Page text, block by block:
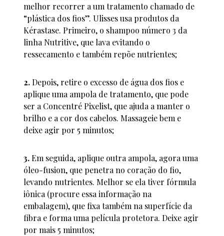
melhor recorrer a um tratamento chamado de
“plástica dos fios”. Ulisses usa produtos da
Kérastase. Primeiro, o shampoo número 3 da
linha Nutritive, que lava evitando o
ressecamento e também repõe nutrientes;
2.Depois, retire o excesso de água dos fios e
aplique uma ampola de tratamento, que pode
ser a Concentré Pixelist, que ajuda a manter o
brilho e a cor dos cabelos. Massageie bem e
deixe agir por 5 minutos;
3.Em seguida, aplique outra ampola, agora uma
óleo-fusion, que penetra no coração do fio,
levando nutrientes. Melhor se ela tiver fórmula
iônica (procure essa informação na
embalagem), que fixa também na superfície da
fibra e forma uma película protetora. Deixe agir
por mais 5 minutos;